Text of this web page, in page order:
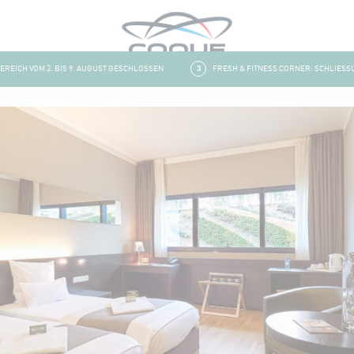
VOM 3. BIS 9. AUGUST GESCHLOSSEN FRESH & FITNESS CORNER: SCHLIESSUNG